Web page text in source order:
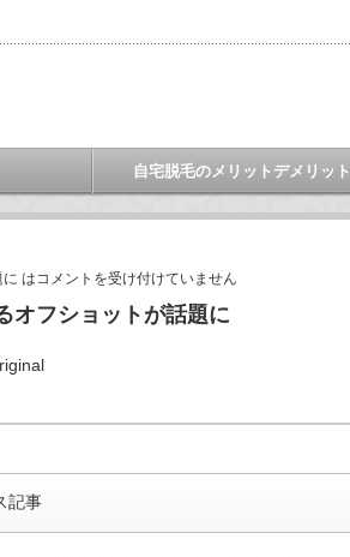
自宅脱毛のメリットデメリット
はコメントを受け付けていません
オフショットが話題に
記事